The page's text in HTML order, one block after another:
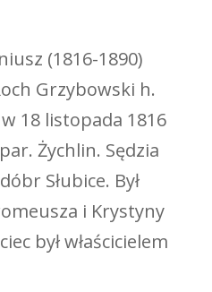
(1816-1890)
Grzybowski h.
18 listopada 1816
Żychlin. Sędzia
Słubice. Był
i Krystyny
był właścicielem